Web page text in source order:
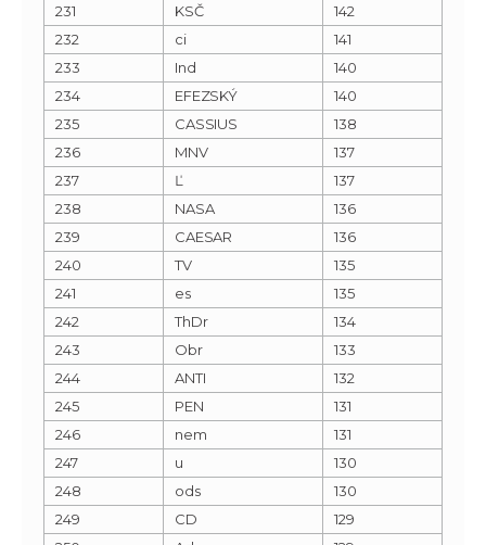
231
KSČ
142
232
ci
141
233
Ind
140
234
EFEZSKÝ
140
235
CASSIUS
138
236
MNV
137
237
Ľ
137
238
NASA
136
239
CAESAR
136
240
TV
135
241
es
135
242
ThDr
134
243
Obr
133
244
ANTI
132
245
PEN
131
246
nem
131
247
u
130
248
ods
130
249
CD
129